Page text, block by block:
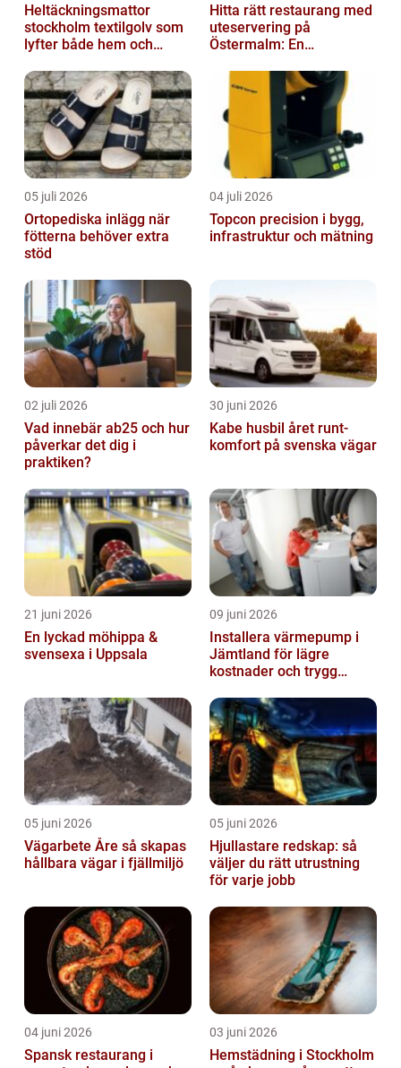
Heltäckningsmattor
stockholm textilgolv som
lyfter både hem och
Hitta rätt restaurang med
uteservering på
Östermalm: En
i solen
05 juli 2026
Ortopediska inlägg när
fötterna behöver extra
stöd
04 juli 2026
Topcon precision i bygg,
infrastruktur och mätning
02 juli 2026
Vad innebär ab25 och hur
påverkar det dig i
praktiken?
30 juni 2026
Kabe husbil året runt-
komfort på svenska vägar
21 juni 2026
En lyckad möhippa &
svensexa i Uppsala
09 juni 2026
Installera värmepump i
Jämtland för lägre
kostnader och trygg
05 juni 2026
Vägarbete Åre så skapas
hållbara vägar i fjällmiljö
05 juni 2026
Hjullastare redskap: så
väljer du rätt utrustning
för varje jobb
04 juni 2026
Spansk restaurang i
03 juni 2026
Hemstädning i Stockholm